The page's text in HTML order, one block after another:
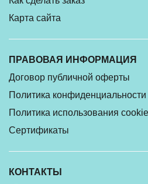
Карта сайта
ПРАВОВАЯ ИНФОРМАЦИЯ
Договор публичной оферты
Политика конфиденциальности
Политика использования
Сертификаты
КОНТАКТЫ